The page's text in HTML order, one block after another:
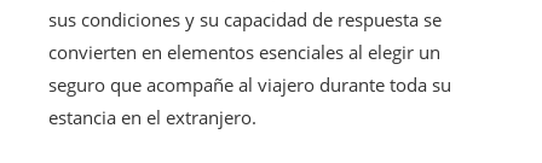
sus condiciones y su capacidad de respuesta se
convierten en elementos esenciales al elegir un
seguro que acompañe al viajero durante toda su
estancia en el extranjero.